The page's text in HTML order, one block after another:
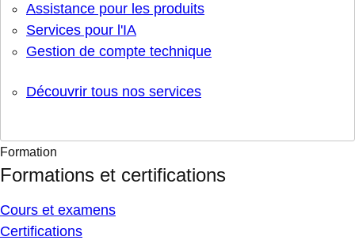
Assistance pour les produits
Services pour l'IA
Gestion de compte technique
Découvrir tous nos services
Formation
Formations et certifications
Cours et examens
Certifications